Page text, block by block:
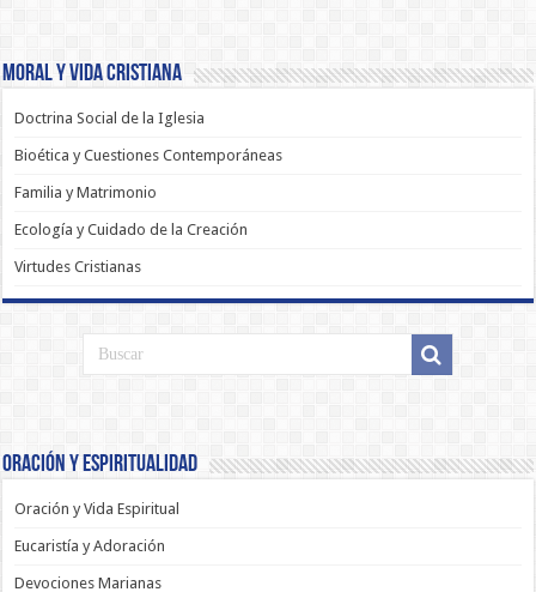
Moral y Vida Cristiana
Doctrina Social de la Iglesia
Bioética y Cuestiones Contemporáneas
Familia y Matrimonio
Ecología y Cuidado de la Creación
Virtudes Cristianas
Oración y Espiritualidad
Oración y Vida Espiritual
Eucaristía y Adoración
Devociones Marianas